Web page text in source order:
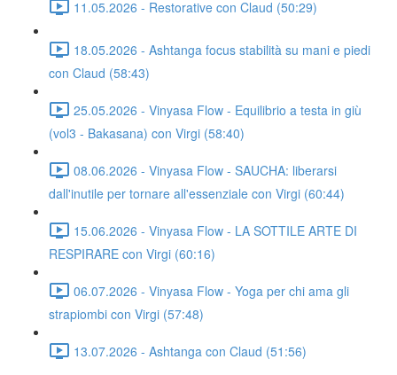
11.05.2026 - Restorative con Claud (50:29)
18.05.2026 - Ashtanga focus stabilità su mani e piedi
con Claud (58:43)
25.05.2026 - Vinyasa Flow - Equilibrio a testa in giù
(vol3 - Bakasana) con Virgi (58:40)
08.06.2026 - Vinyasa Flow - SAUCHA: liberarsi
dall'inutile per tornare all'essenziale con Virgi (60:44)
15.06.2026 - Vinyasa Flow - LA SOTTILE ARTE DI
RESPIRARE con Virgi (60:16)
06.07.2026 - Vinyasa Flow - Yoga per chi ama gli
strapiombi con Virgi (57:48)
13.07.2026 - Ashtanga con Claud (51:56)